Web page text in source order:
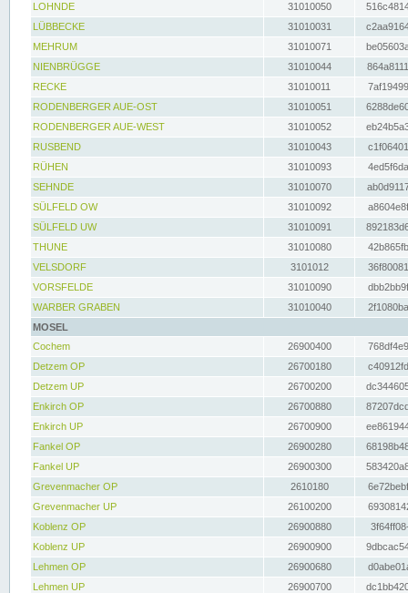
LOHNDE
31010050
LÜBBECKE
31010031
MEHRUM
31010071
NIENBRÜGGE
31010044
RECKE
31010011
RODENBERGER AUE-OST
31010051
RODENBERGER AUE-WEST
31010052
RUSBEND
31010043
RÜHEN
31010093
SEHNDE
31010070
SÜLFELD OW
31010092
SÜLFELD UW
31010091
THUNE
31010080
VELSDORF
3101012
VORSFELDE
31010090
WARBER GRABEN
31010040
MOSEL
Cochem
26900400
Detzem OP
26700180
Detzem UP
26700200
Enkirch OP
26700880
Enkirch UP
26700900
Fankel OP
26900280
Fankel UP
26900300
Grevenmacher OP
2610180
Grevenmacher UP
26100200
Koblenz OP
26900880
Koblenz UP
26900900
Lehmen OP
26900680
Lehmen UP
26900700